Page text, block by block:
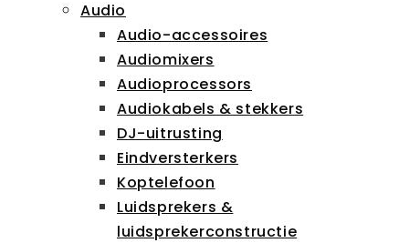
Audio
Audio-accessoires
Audiomixers
Audioprocessors
Audiokabels & stekkers
DJ-uitrusting
Eindversterkers
Koptelefoon
Luidsprekers &
luidsprekerconstructie